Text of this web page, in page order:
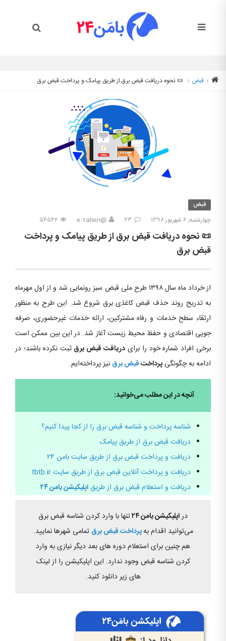
قبض 📜 نحوه دریافت قبض برق از طریق پیامک و پرداخت قبض برق
قبض
چهارشنبه, ۶ شهریور ۱۳۹۸
۲۳ @e-taheri ۵۴۵۴۶
📜 نحوه دریافت قبض برق از طریق پیامک و پرداخت
قبض برق
از خرداد ماه سال ۱۳۹۸ طرح ملی قبض سبز رونمایی شد و از اول مهرماه
به تدریج روند حذف قبض کاغذی برق شروع شد. این طرح به منظور
ارتقاء سطح خدمات و رفاه مشترکین، ارائه خدمات غیرحضوری، صرفه
جویی اقتصادی و حفظ محیط زیست آغاز شد. در این بین ممکن است
برخی افراد شماره خود را برای دریافت قبض برق ثبت نکرده باشند؛ در
ادامه به چگونگی پرداختقبض برق نیز پرداخته‌ایم.
آنچه در این مطلب می‌خوانید:
شناسه پرداخت و شناسه قبض برق را از کجا پیدا کنیم؟
دریافت قبض برق از طریق پیامک
دریافت و پرداخت قبض برق از طریق سایت بامن ۲۴
دریافت و پرداخت آنلاین قبض برق از طریق سایت tbtb.ir
دریافت و استعلام قبض برق از طریق اپلیکیشن بامن ۲۴
دراپلیکیشن بامن ۲۴
تنها با وارد کردن شناسه قبض برق
می‌توانید اقدام بهپرداخت قبض برق تمامی شهرها نمایید.
هم چنین برای استعلام دوره های بعد دیگر نیازی به وارد
کردن شناسه قبض وجود ندارد. این اپلیکیشن را از لینک
های زیر دانلود کنید.